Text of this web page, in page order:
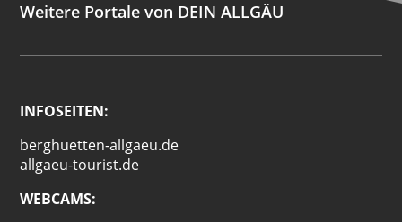
Weitere Portale von DEIN ALLGÄU
INFOSEITEN:
berghuetten-allgaeu.de
allgaeu-tourist.de
WEBCAMS: